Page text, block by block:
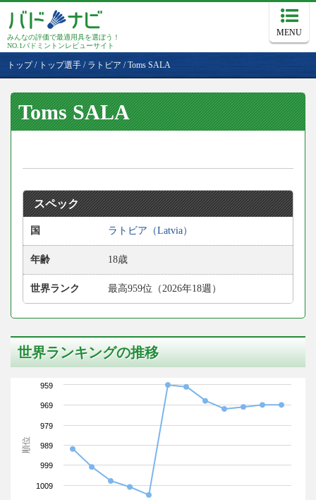
みんなの評価で最適用具を選ぼう！
NO.1バドミントンレビューサイト
MENU
トップ/ トップ選手 / ラトビア /Toms SALA
Toms SALA
スペック
国 ラトビア（Latvia）
年齢 18歳
世界ランク 最高959位（2026年18週）
世界ランキングの推移
順位
959
969
979
989
999
1009